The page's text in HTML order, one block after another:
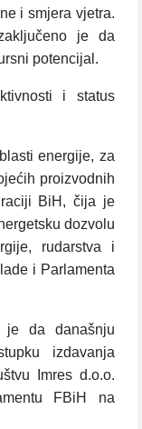
i smjera vjetra.
je da
potencijal.
i status
energije, za
proizvodnih
BiH, čija je
dozvolu
rudarstva i
i Parlamenta
je da današnju
izdavanja
Imres d.o.o.
FBiH na